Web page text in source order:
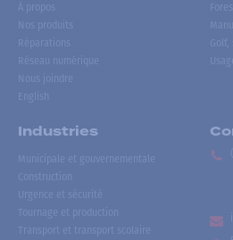
À propos
Nos produits
Réparations
Réseau numérique
Nous joindre
English
Industries
Municipale et gouvernementale
Construction
Urgence et sécurité
Tournage et production
Transport et transport scolaire